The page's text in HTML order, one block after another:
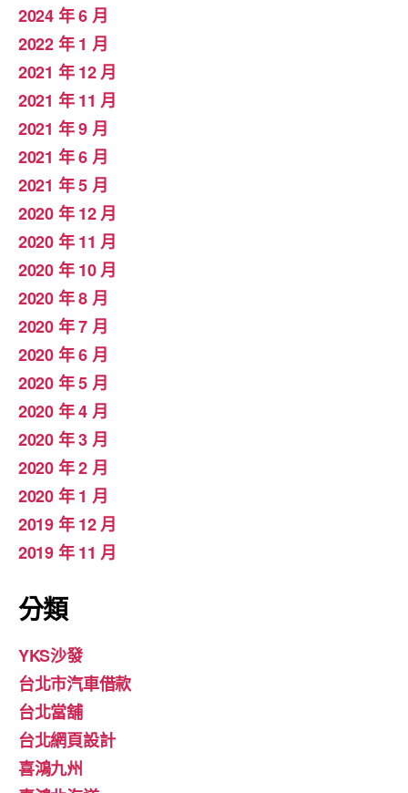
2024 年 6 月
2022 年 1 月
2021 年 12 月
2021 年 11 月
2021 年 9 月
2021 年 6 月
2021 年 5 月
2020 年 12 月
2020 年 11 月
2020 年 10 月
2020 年 8 月
2020 年 7 月
2020 年 6 月
2020 年 5 月
2020 年 4 月
2020 年 3 月
2020 年 2 月
2020 年 1 月
2019 年 12 月
2019 年 11 月
分類
YKS沙發
台北市汽車借款
台北當舖
台北網頁設計
喜鴻九州